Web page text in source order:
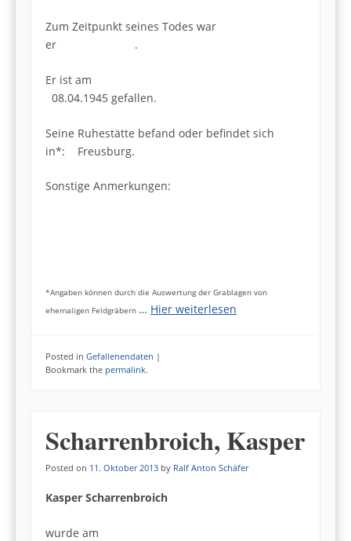
Zum Zeitpunkt seines Todes war
er .
Er ist am
08.04.1945 gefallen.
Seine Ruhestätte befand oder befindet sich
in*: Freusburg.
Sonstige Anmerkungen:
*Angaben können durch die Auswertung der Grablagen von
ehemaligen Feldgräbern … Hier weiterlesen
Posted in Gefallenendaten |
Bookmark the permalink.
Scharrenbroich, Kasper
Posted on 11. Oktober 2013 by Ralf Anton Schäfer
Kasper Scharrenbroich
wurde am